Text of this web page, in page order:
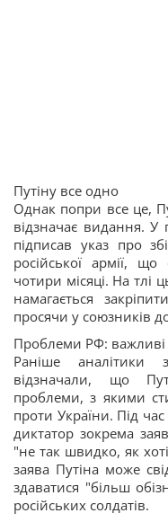
Путіну все одно
Однак попри все це,
відзначає видання. У
підписав указ про
російської армії,
чотири місяці. На тлі
намагається
просячи у союзників
Проблеми РФ:
Раніше аналітики
відзначали, що
проблеми, з якими
проти України. Під
диктатор зокрема
"не так швидко, як
заява Путіна може
здаватися "більш
російських солдатів.